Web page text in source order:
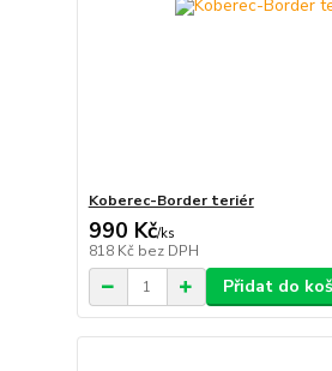
Koberec-Border teriér
990 Kč/ks
818 Kč bez DPH
Přidat do